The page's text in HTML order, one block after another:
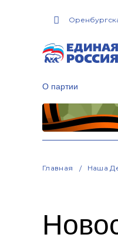
О партии
Главная Наша